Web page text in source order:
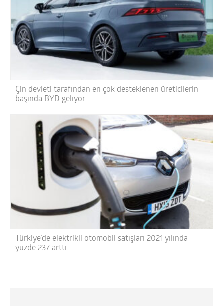
Çin devleti tarafından en çok desteklenen üreticilerin
başında BYD geliyor
Türkiye’de elektrikli otomobil satışları 2021 yılında
yüzde 237 arttı